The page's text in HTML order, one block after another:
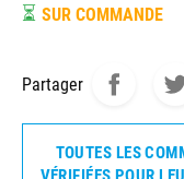
⏳ SUR COMMANDE
Partager
TOUTES LES
VÉRIFIÉES POUR